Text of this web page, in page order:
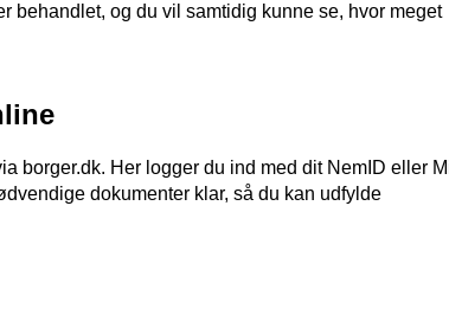
behandlet, og du vil samtidig kunne se, hvor meget
borger.dk. Her logger du ind med dit NemID eller
dokumenter klar, så du kan udfylde